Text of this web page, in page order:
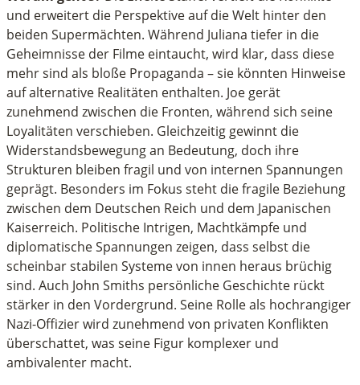
und erweitert die Perspektive auf die Welt hinter den
beiden Supermächten. Während Juliana tiefer in die
Geheimnisse der Filme eintaucht, wird klar, dass diese
mehr sind als bloße Propaganda – sie könnten Hinweise
auf alternative Realitäten enthalten. Joe gerät
zunehmend zwischen die Fronten, während sich seine
Loyalitäten verschieben. Gleichzeitig gewinnt die
Widerstandsbewegung an Bedeutung, doch ihre
Strukturen bleiben fragil und von internen Spannungen
geprägt. Besonders im Fokus steht die fragile Beziehung
zwischen dem Deutschen Reich und dem Japanischen
Kaiserreich. Politische Intrigen, Machtkämpfe und
diplomatische Spannungen zeigen, dass selbst die
scheinbar stabilen Systeme von innen heraus brüchig
sind. Auch John Smiths persönliche Geschichte rückt
stärker in den Vordergrund. Seine Rolle als hochrangiger
Nazi-Offizier wird zunehmend von privaten Konflikten
überschattet, was seine Figur komplexer und
ambivalenter macht.